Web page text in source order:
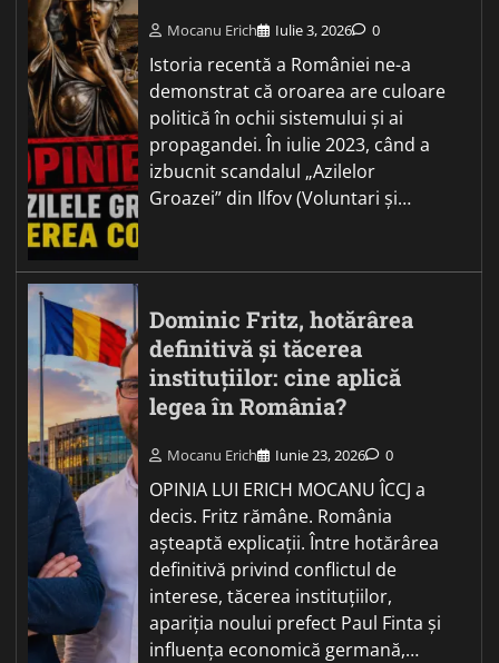
Mocanu Erich Iulie 3, 2026 0
Istoria recentă a României ne-a
demonstrat că oroarea are culoare
politică în ochii sistemului și ai
propagandei. În iulie 2023, când a
izbucnit scandalul „Azilelor
Groazei” din Ilfov (Voluntari și…
Dominic Fritz, hotărârea
definitivă și tăcerea
instituțiilor: cine aplică
legea în România?
Mocanu Erich Iunie 23, 2026 0
OPINIA LUI ERICH MOCANU ÎCCJ a
decis. Fritz rămâne. România
așteaptă explicații. Între hotărârea
definitivă privind conflictul de
interese, tăcerea instituțiilor,
apariția noului prefect Paul Finta și
influența economică germană,…